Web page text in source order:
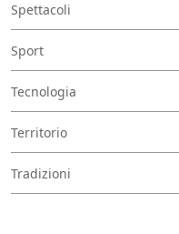
Spettacoli
Sport
Tecnologia
Territorio
Tradizioni